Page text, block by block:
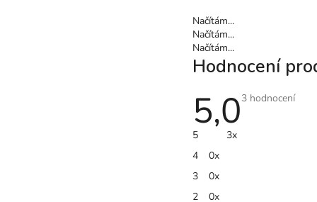
Načítám...
Načítám...
Načítám...
Hodnocení
5,0Průměrné
3 hodnocení
5
3x
4
0x
3
0x
2
0x